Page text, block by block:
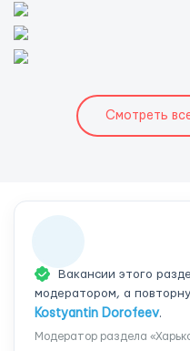
Смотреть
Вакансии этого
модератором, а
Kostyantin Dorofeev.
Модератор раздела